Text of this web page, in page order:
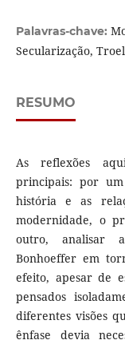
Palavras-chave:
Secularização,
RESUMO
As reflexões
principais: por
história e as
modernidade, o
outro, analisar
Bonhoeffer em
efeito, apesar de
pensados
diferentes visões
ênfase devia